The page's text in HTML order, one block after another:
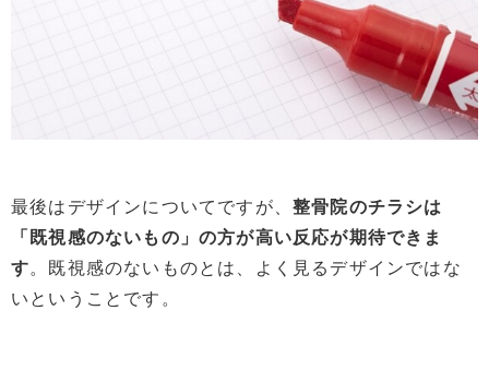
最後はデザインについてですが、 整骨院のチラシは
「既視感のないもの」の方が高い反応が期待できま
す。既視感のないものとは、よく見るデザインではな
いということです。